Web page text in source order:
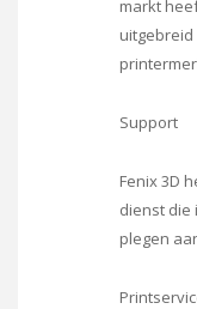
markt
Support
Fenix 3D
dienst die
plegen